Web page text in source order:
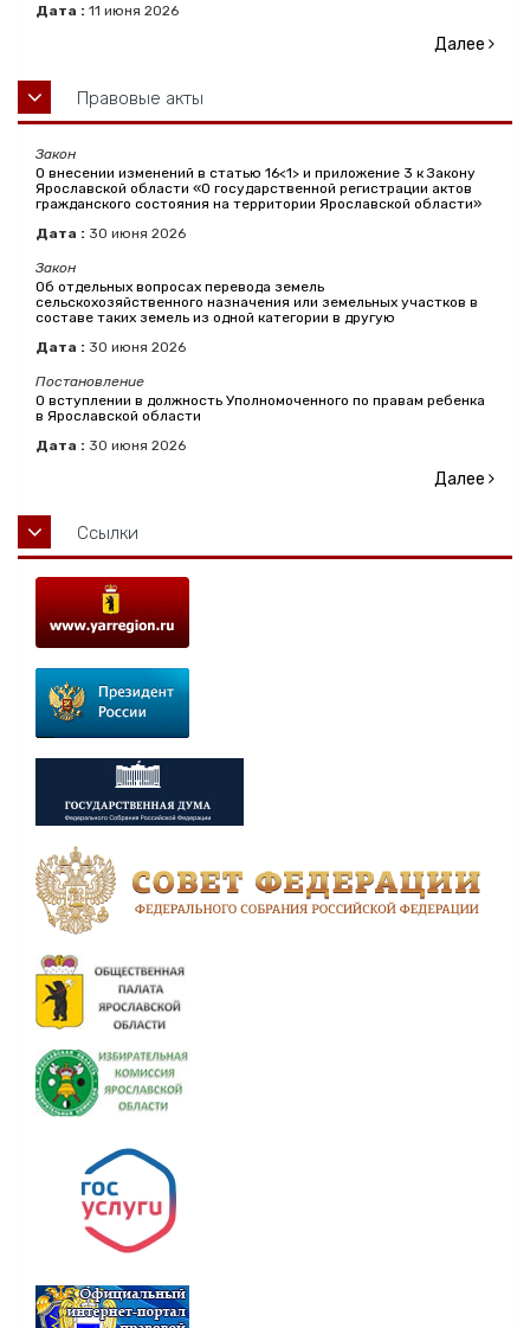
Дата : 11 июня 2026
Далее
Правовые акты
Закон
О внесении изменений в статью 16<1> и приложение 3 к Закону
Ярославской области «О государственной регистрации актов
гражданского состояния на территории Ярославской области»
Дата : 30 июня 2026
Закон
Об отдельных вопросах перевода земель
сельскохозяйственного назначения или земельных участков в
составе таких земель из одной категории в другую
Дата : 30 июня 2026
Постановление
О вступлении в должность Уполномоченного по правам ребенка
в Ярославской области
Дата : 30 июня 2026
Далее
Ссылки